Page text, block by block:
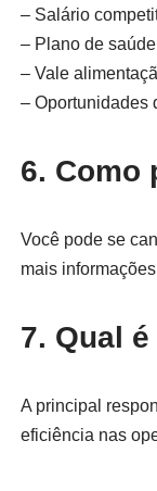
– Salário
– Plano de
– Vale
– Oportunidades
6. Como
Você pode se
mais
7. Qual
A principal
eficiência nas